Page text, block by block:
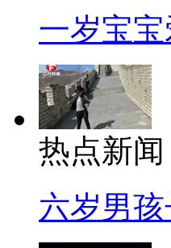
一岁宝
热点新闻
六岁男